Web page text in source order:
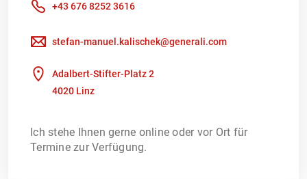
+43 676 8252 3616
stefan-manuel.kalischek@generali.com
Adalbert-Stifter-Platz 2
4020 Linz
Ich stehe Ihnen gerne online oder vor Ort für
Termine zur Verfügung.